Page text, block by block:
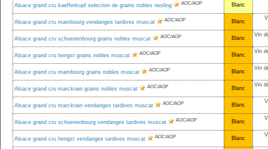
Alsace grand cru kaefferkopf selection de grains nobles riesling AOC/AOP Blanc
Alsace grand cru mambourg vendanges tardives muscat AOC/AOP Blanc
Alsace grand cru schoenenbourg grains nobles muscat AOC/AOP Blanc
Vin
Alsace grand cru hengst grains nobles muscat AOC/AOP Blanc
Vin
Alsace grand cru mambourg grains nobles muscat AOC/AOP Blanc
Vin
Alsace grand cru marckrain grains nobles muscat AOC/AOP Blanc
Vin
Alsace grand cru marckrain vendanges tardives muscat AOC/AOP Blanc
Alsace grand cru schoenenbourg vendanges tardives muscat AOC/AOP Blanc
Alsace grand cru hengst vendanges tardives muscat AOC/AOP Blanc